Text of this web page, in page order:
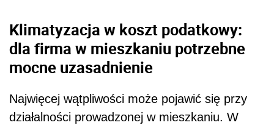
Klimatyzacja w koszt podatkowy:
dla firma w mieszkaniu potrzebne
mocne uzasadnienie
Najwięcej wątpliwości może pojawić się przy
działalności prowadzonej w mieszkaniu. W